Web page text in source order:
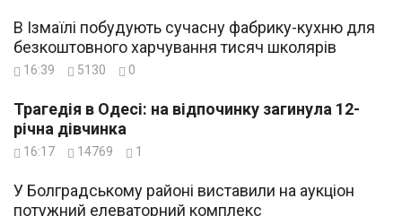
В Ізмаїлі побудують сучасну фабрику-кухню для
безкоштовного харчування тисяч школярів
16:39 5130 0
Трагедія в Одесі: на відпочинку загинула 12-
річна дівчинка
16:17 14769 1
У Болградському районі виставили на аукціон
потужний елеваторний комплекс